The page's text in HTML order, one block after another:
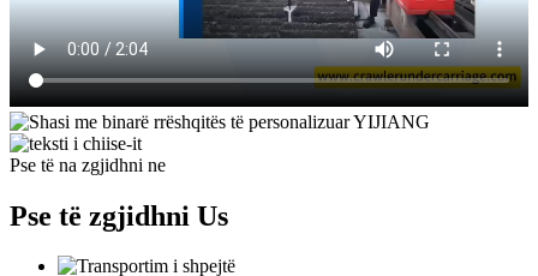
Pse të na zgjidhni ne
Pse të zgjidhni Us